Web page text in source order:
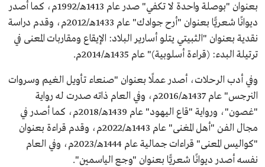
بعنوان "بوصلة واحدة لا تكفي" صدر عام 1413هـ/1992م، كما أصدر
ديوانًا شعريًّا بعنوان "أرح جوادك" عام 1433هـ/2012م، وقدم دراسة
نقدية بعنوان "الثبيتي يتلو أسارير البلاد: الإيقاع ومقاربات المعنى في
ترتيلة البدء: (قراءة أسلوبية)" عام 1435هـ/2014م.
وفي أدب الرحلات، أصدر عملًا بعنوان "صنعاء تأويل الغيم وسروات
النرجس" عام 1437هـ/2016م، وفي العام ذاته صدرت له رواية
"غصون"، ورواية "قاع اليهود" عام 1439هـ/2018م، كما أصدر في
مجال الفن "أهل المغنى" عام 1443هـ/2022م، وقدم قراءة بعنوان
"كواليس المعنى" قراءات جمالية عام 1444هـ/2023م، وفي العام
نفسه أصدر ديوانًا شعريًّا بعنوان "وجع الياسمين".